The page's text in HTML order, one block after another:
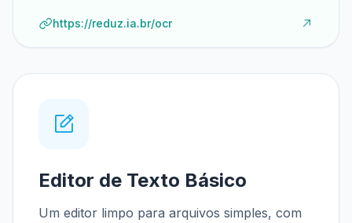
https://reduz.ia.br/ocr
Editor de Texto Básico
Um editor limpo para arquivos simples, com